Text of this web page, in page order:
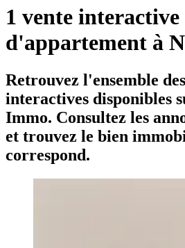
1 vente interactive
d'appartement à
Retrouvez l'ensemble
interactives disponibles
Immo. Consultez les
et trouvez le bien
correspond.